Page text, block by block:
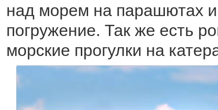
над морем на парашютах
погружение. Так же есть
морские прогулки на